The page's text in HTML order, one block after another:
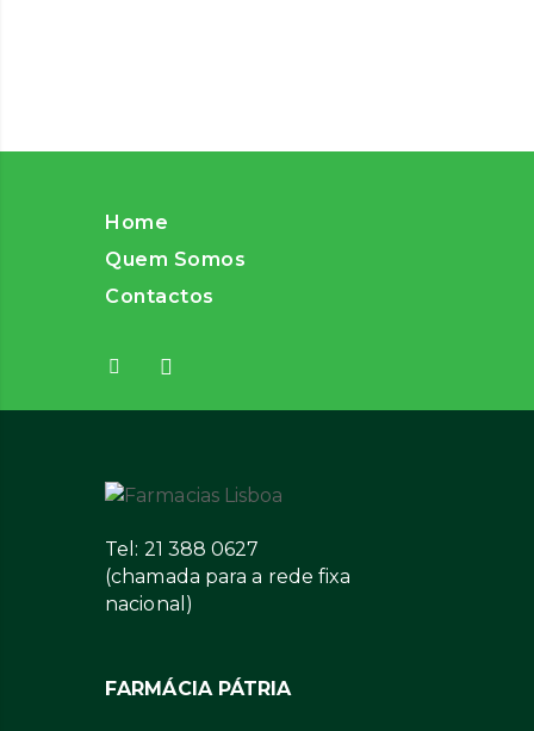
Home
Quem Somos
Contactos
Tel: 21 388 0627
(chamada para a rede fixa
nacional)
FARMÁCIA PÁTRIA